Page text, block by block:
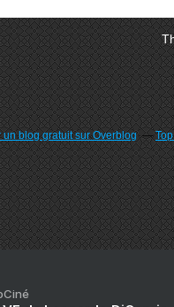
un blog gratuit sur Overblog